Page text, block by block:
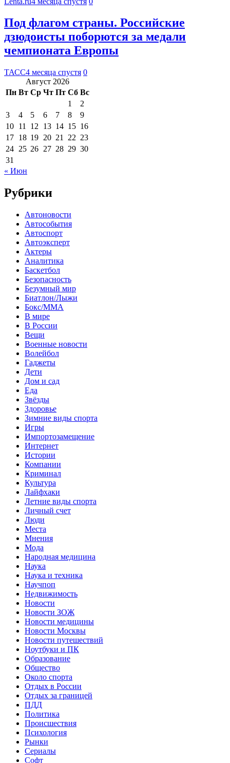
Под флагом страны. Российские
дзюдоисты поборются за медали
чемпионата Европы
ТАСС4 месяца спустя 0
Август 2026
Пн Вт Ср Чт Пт Сб Вс
1
2
3
4 5 6 7 8
9
10 11 12 13 14 15 16
17 18 19 20 21 22 23
24 25 26 27 28 29 30
31
« Июн
Рубрики
Автоновости
Автособытия
Автоспорт
Автоэксперт
Актеры
Аналитика
Баскетбол
Безопасность
Безумный мир
Биатлон/Лыжи
Бокс/MMA
В мире
В России
Вещи
Военные новости
Волейбол
Гаджеты
Дети
Дом и сад
Еда
Звёзды
Здоровье
Зимние виды спорта
Игры
Импортозамещение
Интернет
Истории
Компании
Криминал
Культура
Лайфхаки
Летние виды спорта
Личный счет
Люди
Места
Мнения
Мода
Народная медицина
Наука
Наука и техника
Научпоп
Недвижимость
Новости
Новости ЗОЖ
Новости медицины
Новости Москвы
Новости путешествий
Ноутбуки и ПК
Образование
Общество
Около спорта
Отдых в России
Отдых за границей
ПДД
Политика
Происшествия
Психология
Рынки
Сериалы
Софт